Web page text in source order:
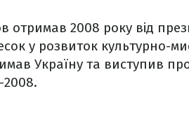
отримав 2008 року від
у розвиток культурно-
Україну та виступив
2008.